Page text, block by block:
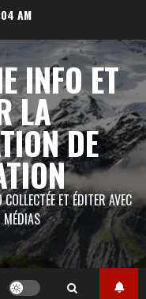
AM
INFO ET
LA
DE
ET ÉDITER AVEC
MÉDIAS